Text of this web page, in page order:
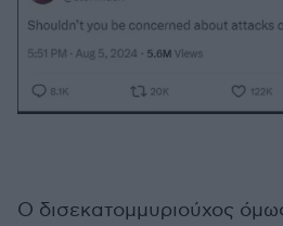
Ο δισεκατομμυριούχος